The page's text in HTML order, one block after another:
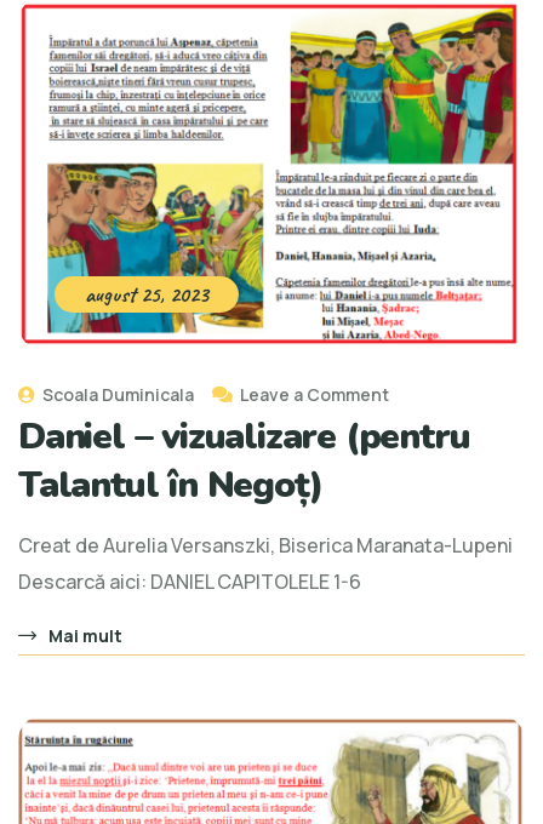
august 25, 2023
Scoala Duminicala Leave a Comment
Daniel – vizualizare (pentru
Talantul în Negoț)
Creat de Aurelia Versanszki, Biserica Maranata-Lupeni
Descarcă aici: DANIEL CAPITOLELE 1-6
Mai mult